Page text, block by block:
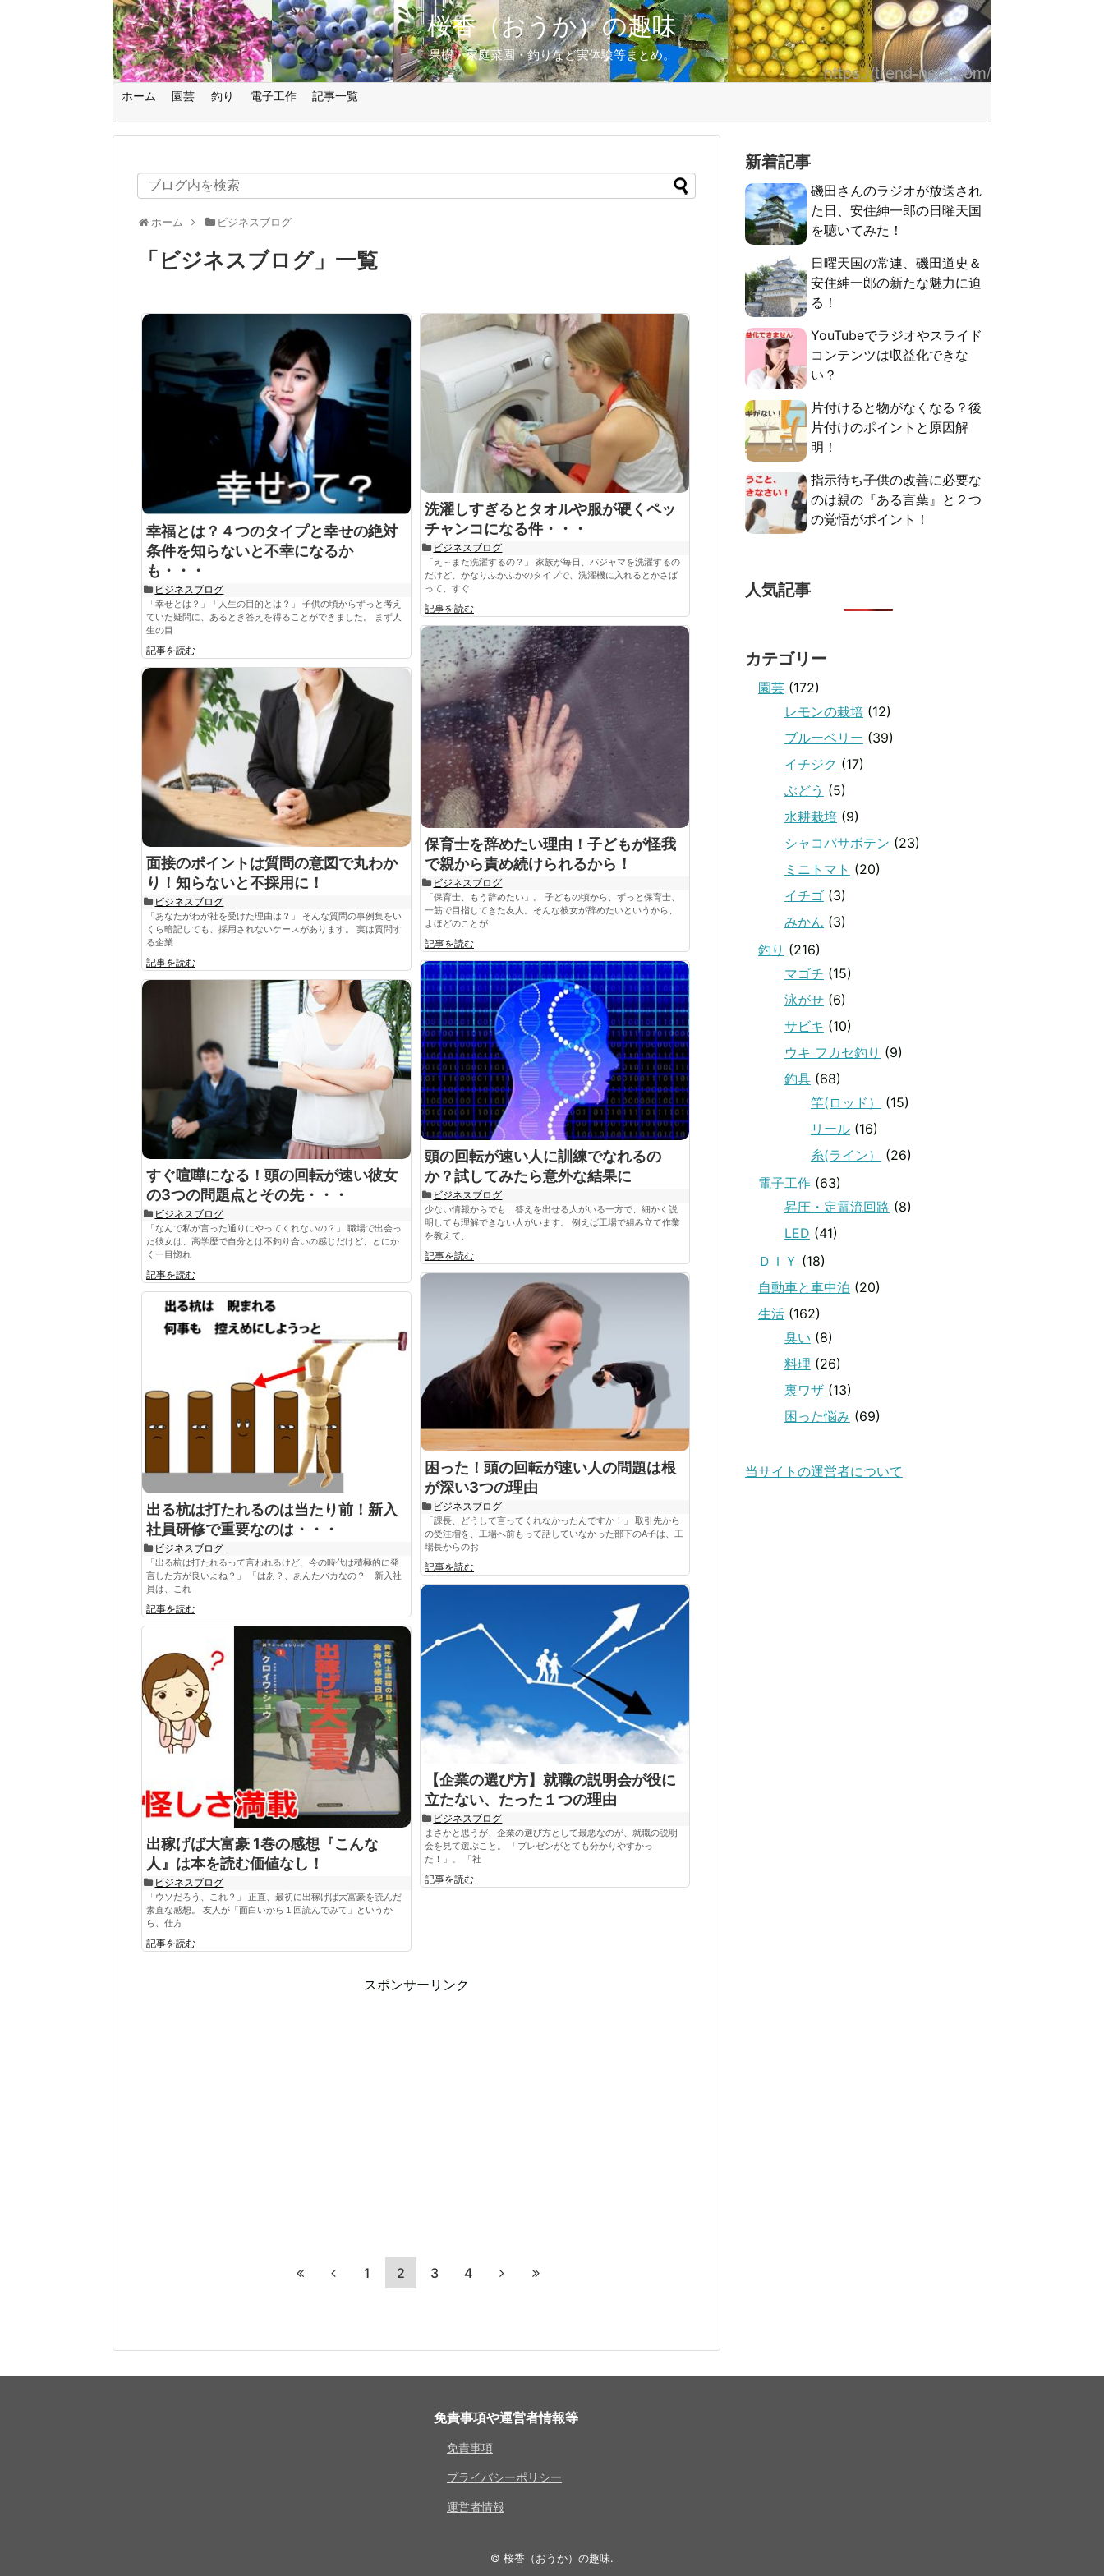
桜香（おうか）の趣味
果樹・家庭菜園・釣りなど実体験等まとめ。
ホーム 園芸 釣り 電子工作 記事一覧
ホーム ビジネスブログ
「 ビジネスブログ」 一覧
幸福とは？４つのタイプと幸せの絶対
条件を知らないと不幸になるか
も・・・
ビジネスブログ
「幸せとは？」「人生の目的とは？」 子供の頃からずっと考え
ていた疑問に、あるとき答えを得ることができました。 まず人
生の目
記事を読む
洗濯しすぎるとタオルや服が硬くペッ
チャンコになる件・・・
ビジネスブログ
「え～また洗濯するの？」 家族が毎日、パジャマを洗濯するの
だけど、かなりふかふかのタイプで、洗濯機に入れるとかさば
って、すぐ
記事を読む
保育士を辞めたい理由！子どもが怪我
で親から責め続けられるから！
ビジネスブログ
「保育士、もう辞めたい」。 子どもの頃から、ずっと保育士、
一筋で目指してきた友人。そんな彼女が辞めたいというから、
よほどのことが
記事を読む
面接のポイントは質問の意図で丸わか
り！知らないと不採用に！
ビジネスブログ
「あなたがわが社を受けた理由は？」 そんな質問の事例集をい
くら暗記しても、採用されないケースがあります。 実は質問す
る企業
記事を読む
頭の回転が速い人に訓練でなれるの
か？試してみたら意外な結果に
ビジネスブログ
少ない情報からでも、答えを出せる人がいる一方で、細かく説
明しても理解できない人がいます。 例えば工場で組み立て作業
を教えて、
記事を読む
すぐ喧嘩になる！頭の回転が速い彼女
の3つの問題点とその先・・・
ビジネスブログ
「なんで私が言った通りにやってくれないの？」 職場で出会っ
た彼女は、高学歴で自分とは不釣り合いの感じだけど、とにか
く一目惚れ
記事を読む
困った！頭の回転が速い人の問題は根
が深い3つの理由
ビジネスブログ
「課長、どうして言ってくれなかったんですか！」 取引先から
の受注増を、工場へ前もって話していなかった部下のA子は、工
場長からのお
記事を読む
出る杭は打たれるのは当たり前！新入
社員研修で重要なのは・・・
ビジネスブログ
「出る杭は打たれるって言われるけど、今の時代は積極的に発
言した方が良いよね？」 「はあ？、あんたバカなの？ 新入社
員は、これ
記事を読む
【企業の選び方】就職の説明会が役に
立たない、たった１つの理由
ビジネスブログ
まさかと思うが、企業の選び方として最悪なのが、就職の説明
会を見て選ぶこと。 「プレゼンがとても分かりやすかっ
た！」。 「社
記事を読む
出稼げば大富豪 1巻の感想『こんな
人』は本を読む価値なし！
ビジネスブログ
「ウソだろう、これ？」 正直、最初に出稼げば大富豪を読んだ
素直な感想。 友人が「面白いから１回読んでみて」というか
ら、仕方
記事を読む
スポンサーリンク
1 2 3 4
新着記事
磯田さんのラジオが放送され
た日、安住紳一郎の日曜天国
を聴いてみた！
日曜天国の常連、磯田道史＆
安住紳一郎の新たな魅力に迫
る！
YouTubeでラジオやスライド
コンテンツは収益化できな
い？
片付けると物がなくなる？後
片付けのポイントと原因解
明！
指示待ち子供の改善に必要な
のは親の『ある言葉』と２つ
の覚悟がポイント！
人気記事
カテゴリー
園芸 (172)
レモンの栽培 (12)
ブルーベリー (39)
イチジク (17)
ぶどう (5)
水耕栽培 (9)
シャコバサボテン (23)
ミニトマト (20)
イチゴ (3)
みかん (3)
釣り (216)
マゴチ (15)
泳がせ (6)
サビキ (10)
ウキ フカセ釣り (9)
釣具 (68)
竿(ロッド）
(15)
リール (16)
糸(ライン）
(26)
電子工作 (63)
昇圧・定電流回路 (8)
LED (41)
ＤＩＹ (18)
自動車と車中泊 (20)
生活 (162)
臭い (8)
料理 (26)
裏ワザ (13)
困った悩み (69)
当サイトの運営者について
免責事項や運営者情報等
免責事項
プライバシーポリシー
運営者情報
© 桜香（おうか）の趣味.